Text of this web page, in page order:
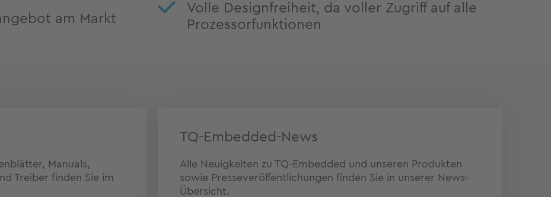
am Markt
Volle Designfreiheit, da voller Zugriff auf alle
Prozessorfunktionen
Manuals,
Treiber finden Sie im
TQ-Embedded-News
Alle Neuigkeiten zu TQ-Embedded und unseren Produkten
sowie Presseveröffentlichungen finden Sie in unserer News-
Übersicht.